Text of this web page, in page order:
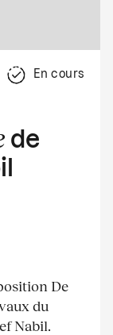
En cours
de
De
du
Nabil.